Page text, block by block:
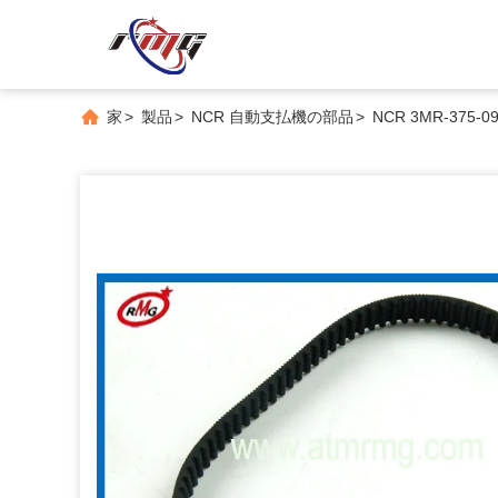
家> 製品> NCR 自動支払機の部品> NCR 3MR-375-